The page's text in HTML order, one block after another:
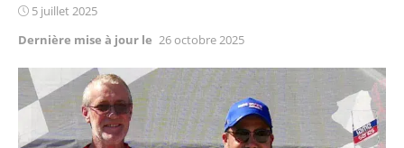
Posted
5 juillet 2025
Dernière mise à jour le 26 octobre 2025